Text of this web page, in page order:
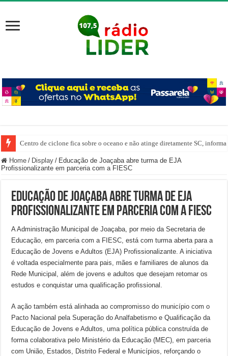
Centro de ciclone fica sobre o oceano e não atinge diretamente SC,
Carro despenca no Rio do Tigre após saída de pista em Joaçaba
Home / Display / Educação de Joaçaba abre turma de EJA
Profissionalizante em parceria com a FIESC
Educação de Joaçaba abre turma de EJA
Profissionalizante em parceria com a FIESC
A Administração Municipal de Joaçaba, por meio da Secretaria de
Educação, em parceria com a FIESC, está com turma aberta para a
Educação de Jovens e Adultos (EJA) Profissionalizante. A iniciativa
é voltada especialmente para pais, mães e familiares de alunos da
Rede Municipal, além de jovens e adultos que desejam retomar os
estudos e conquistar uma qualificação profissional.
A ação também está alinhada ao compromisso do município com o
Pacto Nacional pela Superação do Analfabetismo e Qualificação da
Educação de Jovens e Adultos, uma política pública construída de
forma colaborativa pelo Ministério da Educação (MEC), em parceria
com União, Estados, Distrito Federal e Municípios, reforçando o